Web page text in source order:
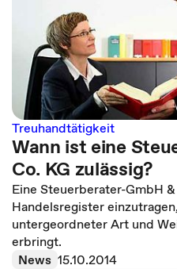
Treuhandtätigkeit
Wann ist eine
Co. KG zulässig?
Eine Steuerberater-GmbH
Handelsregister
untergeordneter Art und
erbringt.
News 15.10.2014